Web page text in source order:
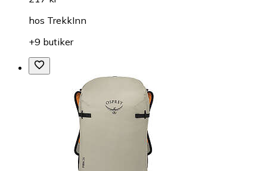
hos TrekkInn
+9 butiker